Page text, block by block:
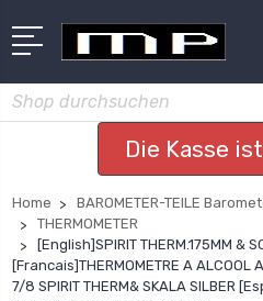
Suchen
Die Kasse
Home
BAROMETER-TEILE
THERMOMETER
[English]SPIRIT THERM.175MM &
[Francais]THERMOMETRE A
7/8 SPIRIT THERM& SKALA SILBER